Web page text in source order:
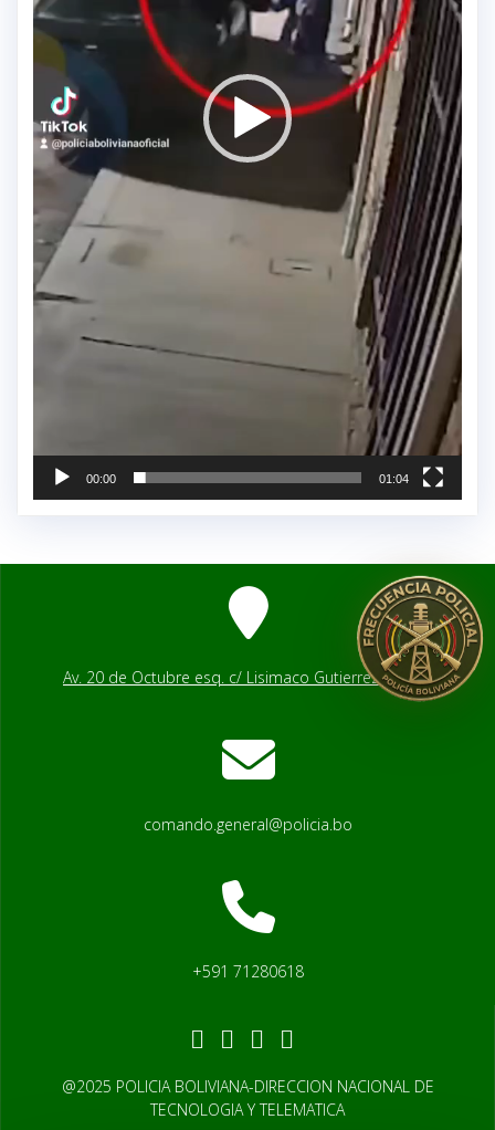
00:00 01:04
Av. 20 de Octubre esq. c/ Lisimaco Gutierrez # 2541
comando.general@policia.bo
+591 71280618
@2025 POLICIA BOLIVIANA-DIRECCION NACIONAL DE
TECNOLOGIA Y TELEMATICA